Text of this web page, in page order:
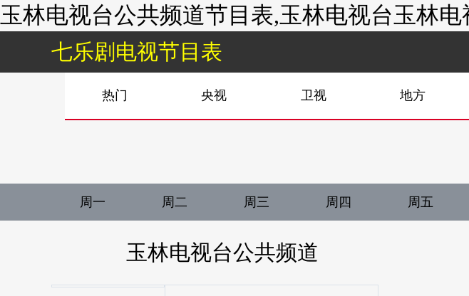
玉林电视台公共频道节目表,玉林电视台玉林
七乐剧电视节目表
热门 央视 卫视 地方
周一 周二 周三 周四 周五
玉林电视台公共频道